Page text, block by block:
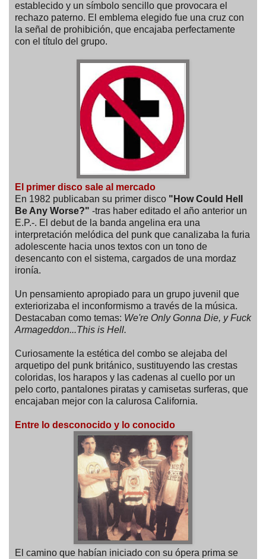
establecido y un símbolo sencillo que provocara el
rechazo paterno. El emblema elegido fue una cruz con
la señal de prohibición, que encajaba perfectamente
con el título del grupo.
El primer disco sale al mercado
En 1982 publicaban su primer disco "How Could Hell
Be Any Worse?" -tras haber editado el año anterior un
E.P.-. El debut de la banda angelina era una
interpretación melódica del punk que canalizaba la furia
adolescente hacia unos textos con un tono de
desencanto con el sistema, cargados de una mordaz
ironía.
Un pensamiento apropiado para un grupo juvenil que
exteriorizaba el inconformismo a través de la música.
Destacaban como temas: We're Only Gonna Die, y Fuck
Armageddon...This is Hell.
Curiosamente la estética del combo se alejaba del
arquetipo del punk británico, sustituyendo las crestas
coloridas, los harapos y las cadenas al cuello por un
pelo corto, pantalones piratas y camisetas surferas, que
encajaban mejor con la calurosa California.
Entre lo desconocido y lo conocido
El camino que habían iniciado con su ópera prima se